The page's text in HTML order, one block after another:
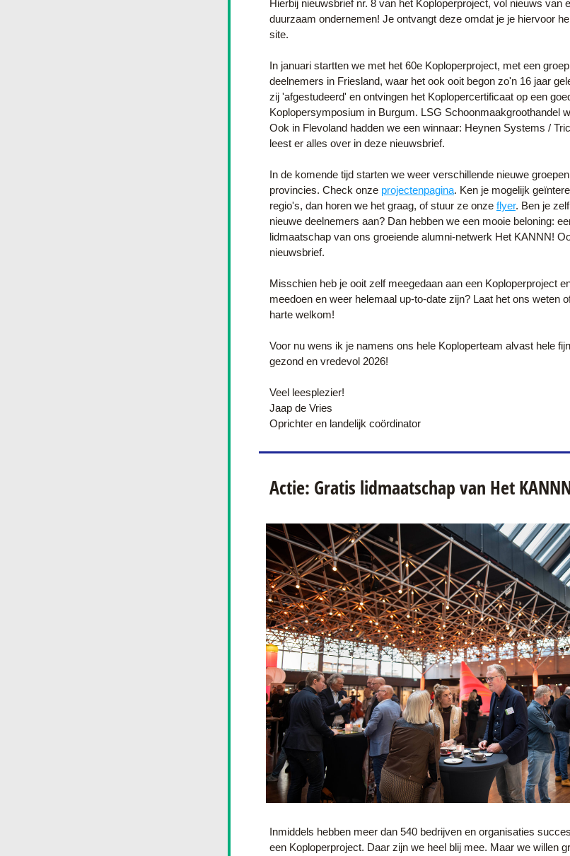
Hierbij nieuwsbrief nr. 8 van het Koploperproject, vol nieuws van
duurzaam ondernemen! Je ontvangt deze omdat je je hiervoor
site.
In januari startten we met het 60e Koploperproject, met een
deelnemers in Friesland, waar het ook ooit begon zo'n 16 jaar
zij 'afgestudeerd' en ontvingen het Koplopercertificaat op een
Koplopersymposium in Burgum. LSG Schoonmaakgroothandel
Ook in Flevoland hadden we een winnaar: Heynen Systems /
leest er alles over in deze nieuwsbrief.
In de komende tijd starten we weer verschillende nieuwe
provincies. Check onze projectenpagina. Ken je mogelijk
regio's, dan horen we het graag, of stuur ze onze flyer. Ben je
nieuwe deelnemers aan? Dan hebben we een mooie beloning:
lidmaatschap van ons groeiende alumni-netwerk Het KANNN!
nieuwsbrief.
Misschien heb je ooit zelf meegedaan aan een Koploperproject
meedoen en weer helemaal up-to-date zijn? Laat het ons weten
harte welkom!
Voor nu wens ik je namens ons hele Koploperteam alvast hele
gezond en vredevol 2026!
Veel leesplezier!
Jaap de Vries
Oprichter en landelijk coördinator
Actie: Gratis lidmaatschap van Het
Inmiddels hebben meer dan 540 bedrijven en organisaties
een Koploperproject. Daar zijn we heel blij mee. Maar we willen